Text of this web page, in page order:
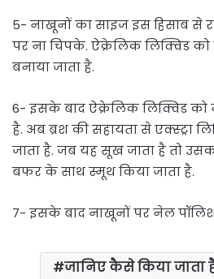
5- नाखूनों का साइज इस हिसाब से
पर ना चिपके. ऐक्रेलिक लिक्विड
बनाया जाता है.
6- इसके बाद ऐक्रेलिक लिक्विड को
है. अब ब्रश की सहायता से एक्स्ट्रा
जाता है. जब यह सूख जाता है तो
बफर के साथ स्मूथ किया जाता है.
7- इसके बाद नाखूनों पर नेल पॉलिश
जानिए कैसे किया